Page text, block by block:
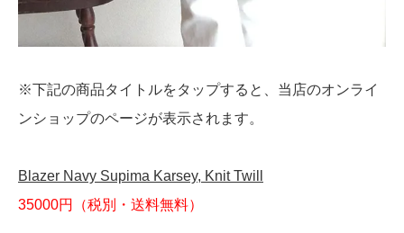
※下記の商品タイトルをタップすると、当店のオンライ
ンショップのページが表示されます。
Blazer Navy Supima Karsey, Knit Twill
35000円（税別・送料無料）